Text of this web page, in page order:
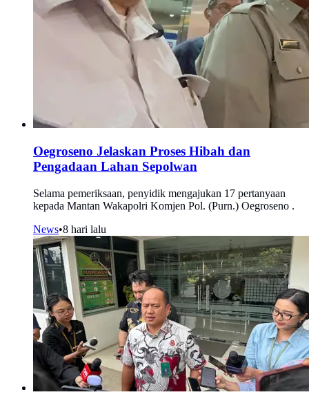
Oegroseno Jelaskan Proses Hibah dan
Pengadaan Lahan Sepolwan
Selama pemeriksaan, penyidik mengajukan 17 pertanyaan
kepada Mantan Wakapolri Komjen Pol. (Purn.) Oegroseno .
News•8 hari lalu